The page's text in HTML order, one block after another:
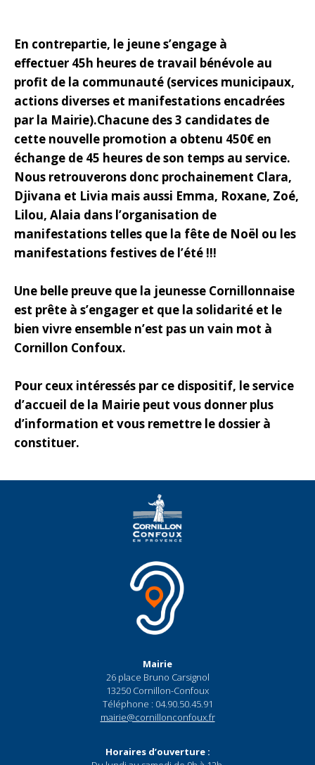
En contrepartie, le jeune s’engage à
effectuer 45h heures de travail bénévole au
profit de la communauté (services municipaux,
actions diverses et manifestations encadrées
par la Mairie).Chacune des 3 candidates de
cette nouvelle promotion a obtenu 450€ en
échange de 45 heures de son temps au service.
Nous retrouverons donc prochainement Clara,
Djivana et Livia mais aussi Emma, Roxane, Zoé,
Lilou, Alaia dans l’organisation de
manifestations telles que la fête de Noël ou les
manifestations festives de l’été !!!
Une belle preuve que la jeunesse Cornillonnaise
est prête à s’engager et que la solidarité et le
bien vivre ensemble n’est pas un vain mot à
Cornillon Confoux.
Pour ceux intéressés par ce dispositif, le service
d’accueil de la Mairie peut vous donner plus
d’information et vous remettre le dossier à
constituer.
Mairie
26 place Bruno Carsignol
13250 Cornillon-Confoux
Téléphone : 04.90.50.45.91
mairie@cornillonconfoux.fr
Horaires d’ouverture :